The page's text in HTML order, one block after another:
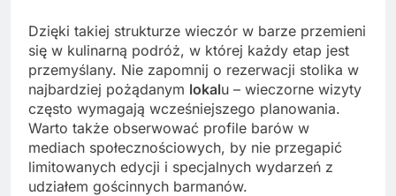
Dzięki takiej strukturze wieczór w barze przemieni
się w kulinarną podróż, w której każdy etap jest
przemyślany. Nie zapomnij o rezerwacji stolika w
najbardziej pożądanym lokalu – wieczorne wizyty
często wymagają wcześniejszego planowania.
Warto także obserwować profile barów w
mediach społecznościowych, by nie przegapić
limitowanych edycji i specjalnych wydarzeń z
udziałem gościnnych barmanów.